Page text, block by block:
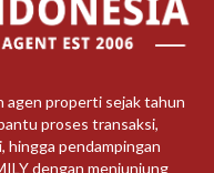
agen properti sejak tahun
proses transaksi,
hingga pendampingan
dengan menjunjung